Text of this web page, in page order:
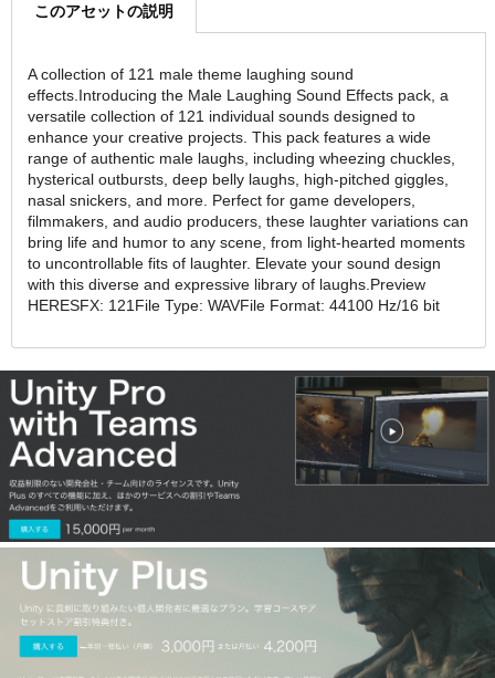
このアセットの説明
A collection of 121 male theme laughing sound
effects.Introducing the Male Laughing Sound Effects pack, a
versatile collection of 121 individual sounds designed to
enhance your creative projects. This pack features a wide
range of authentic male laughs, including wheezing chuckles,
hysterical outbursts, deep belly laughs, high-pitched giggles,
nasal snickers, and more. Perfect for game developers,
filmmakers, and audio producers, these laughter variations can
bring life and humor to any scene, from light-hearted moments
to uncontrollable fits of laughter. Elevate your sound design
with this diverse and expressive library of laughs.Preview
HERESFX: 121File Type: WAVFile Format: 44100 Hz/16 bit